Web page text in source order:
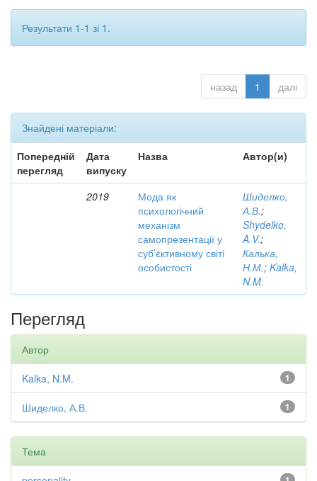
Результати 1-1 зі 1.
назад 1 далі
Знайдені матеріали:
Попередній
перегляд
Дата
випуску
Назва Автор(и)
2019
Мода як
психологічний
механізм
самопрезентації у
суб’єктивному світі
особистості
Шиделко,
А.В.;
Shydelko,
A.V.;
Калька,
Н.М.; Kalka,
N.M.
Перегляд
Автор
1
Kalka, N.M.
1
Шиделко, А.В.
Тема